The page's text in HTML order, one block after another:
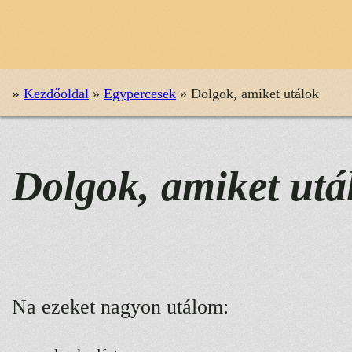
» Kezdőoldal » Egypercesek » Dolgok, amiket utálok
Dolgok, amiket
Na ezeket nagyon utálom: